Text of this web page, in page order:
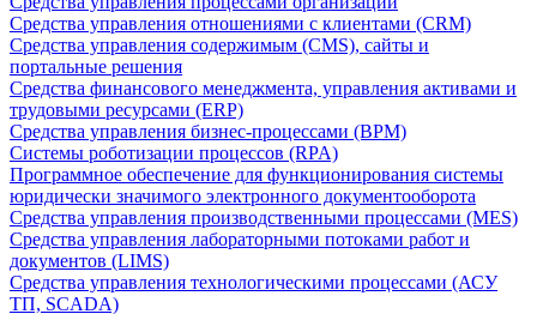
Средства управления отношениями с клиентами (CRM)
Средства управления содержимым (CMS), сайты и
портальные решения
Средства финансового менеджмента, управления активами и
трудовыми ресурсами (ERP)
Средства управления бизнес-процессами (BPM)
Системы роботизации процессов (RPA)
Программное обеспечение для функционирования системы
юридически значимого электронного документооборота
Средства управления производственными процессами (MES)
Средства управления лабораторными потоками работ и
документов (LIMS)
Средства управления технологическими процессами (АСУ
ТП, SCADA)